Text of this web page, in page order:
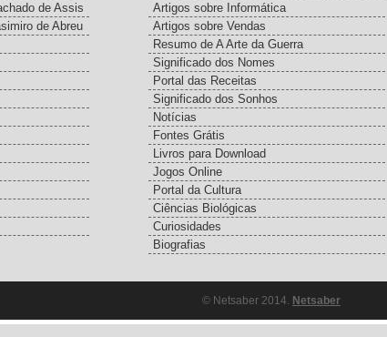
de Assis
de Abreu
Artigos sobre Informática
Artigos sobre Vendas
Resumo de A Arte da Guerra
Significado dos Nomes
Portal das Receitas
Significado dos Sonhos
Notícias
Fontes Grátis
Livros para Download
Jogos Online
Portal da Cultura
Ciências Biológicas
Curiosidades
Biografias
© Netsaber 2014. Netsaber